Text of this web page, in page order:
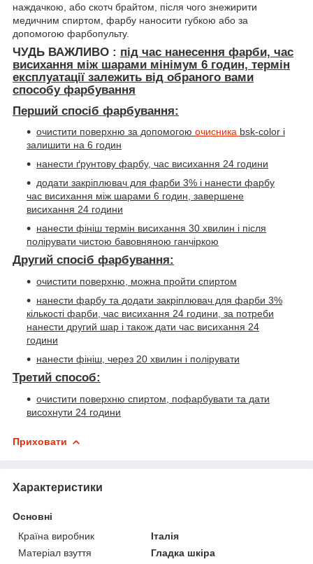
наждачкою, або скотч брайтом, після чого знежирити
медичним спиртом, фарбу наносити губкою або за
допомогою фарбопульту.
ЧУДЬ ВАЖЛИВО : під час нанесення фарби, час
висихання між шарами мінімум 6 годин, термін
експлуатації залежить від обраного вами
способу фарбування
Перший спосіб фарбування:
очистити поверхню за допомогою очисника bsk-color і
залишити на 6 годин
нанести ґрунтову фарбу, час висихання 24 години
додати закріплювач для фарби 3% і нанести фарбу
час висихання між шарами 6 годин, завершене
висихання 24 години
нанести фініш термін висихання 30 хвилин і після
полірувати чистою бавовняною ганчіркою
Другий спосіб фарбування:
очистити поверхню, можна пройти спиртом
нанести фарбу та додати закріплювач для фарби 3%
кількості фарби, час висихання 24 години, за потреби
нанести другий шар і також дати час висихання 24
години
нанести фініш, через 20 хвилин і полірувати
Третий способ:
очистити поверхню спиртом, пофарбувати та дати
висохнути 24 години
Приховати
Характеристики
Основні
Країна виробник
Італія
Матеріал взуття
Гладка шкіра